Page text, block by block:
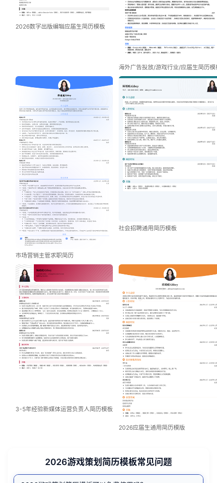
2026数字出版编辑应届生简历模板
海外广告投放/游戏行业/应届生简历模
市场营销主管求职简历
社会招聘通用简历模板
3-5年经验新媒体运营负责人简历模板
2026应届生通用简历模版
2026游戏策划简历模板常见问题